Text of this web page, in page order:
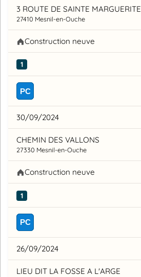
3 ROUTE DE SAINTE MARGUERITE
27410 Mesnil-en-Ouche
Construction neuve
1
PC
30/09/2024
CHEMIN DES VALLONS
27330 Mesnil-en-Ouche
Construction neuve
1
PC
26/09/2024
LIEU DIT LA FOSSE A L'ARGE